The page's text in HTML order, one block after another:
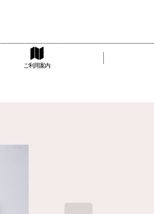
ご利用案内